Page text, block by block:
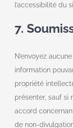
l’accessibilité du
7.
N’envoyez
information
propriété
présenter, sauf si
accord
de non-